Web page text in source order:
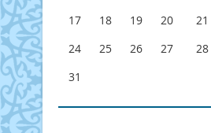
17
18 19 20 21
24
25 26 27 28
31